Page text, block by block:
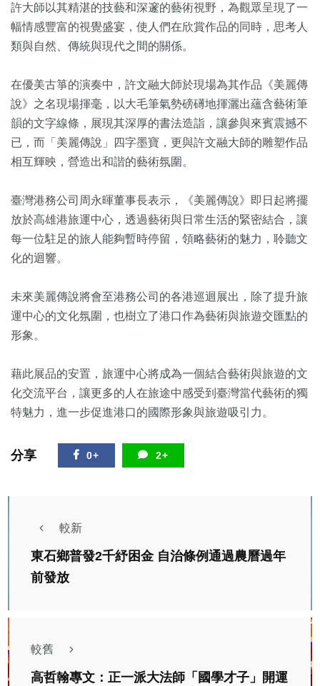
許大師以其精湛的技藝和深邃的藝術視野，為觀眾呈現了一
幅情感豐富的視覺盛宴，使人們在欣賞作品的同時，思考人
類與自然、傳統與現代之間的關係。
在優美古箏的演奏中，許文融大師於現場為其作品《美麗傳
說》之名現場揮毫，以大毛筆氣勢磅礡地揮灑出蘊含藝術筆
韻的文字線條，展現其深厚的書法造詣，讓參與來賓震撼不
已，而「美麗傳說」四字墨寶，更與許文融大師的雕塑作品
相互輝映，營造出和諧的藝術氛圍。
臺灣港務公司周永暉董事長表示，《美麗傳說》即日起將擺
放於高雄港旅運中心，透過藝術與日常生活的緊密結合，讓
每一位駐足的旅人能夠暫時停留，領略藝術的魅力，聆聽文
化的迴響。
未來美麗傳說將會至港務公司的各港巡迴展出，除了提升旅
運中心的文化氛圍，也樹立了港口作為藝術與旅遊交匯點的
形象。
藉此展品的安置，旅運中心將成為一個結合藝術與旅遊的文
化交流平台，讓更多的人在旅途中感受到臺灣當代藝術的獨
特魅力，進一步促進港口的國際形象與旅遊吸引力。
分享 0+ 2+
較新
東石鄉普發2千紓困金 自治條例通過農曆過年
前發放
較舊
高哲翰專文：正一派大法師「國學才子」開運